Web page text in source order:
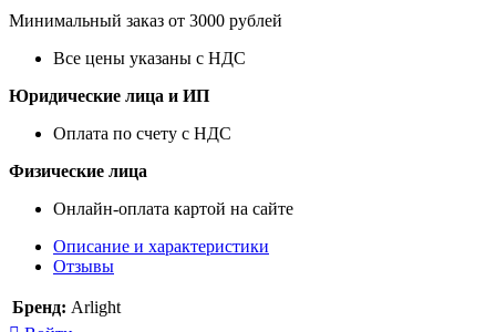
Минимальный заказ от 3000 рублей
Все цены указаны с НДС
Юридические лица и ИП
Оплата по счету с НДС
Физические лица
Онлайн-оплата картой на сайте
Описание и характеристики
Отзывы
Бренд: Arlight